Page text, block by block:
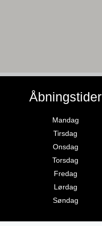
Åbningstider
Mandag
Tirsdag
Onsdag
Torsdag
Fredag
Lørdag
Søndag